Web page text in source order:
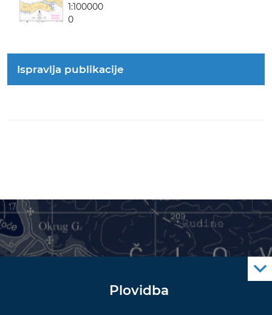
1:100000
0
Ispravlja publikacije
Plovidba